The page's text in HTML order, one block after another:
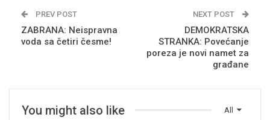
PREV POST
ZABRANA: Neispravna
voda sa četiri česme!
NEXT POST
DEMOKRATSKA
STRANKA: Povećanje
poreza je novi namet za
građane
All
You might also like